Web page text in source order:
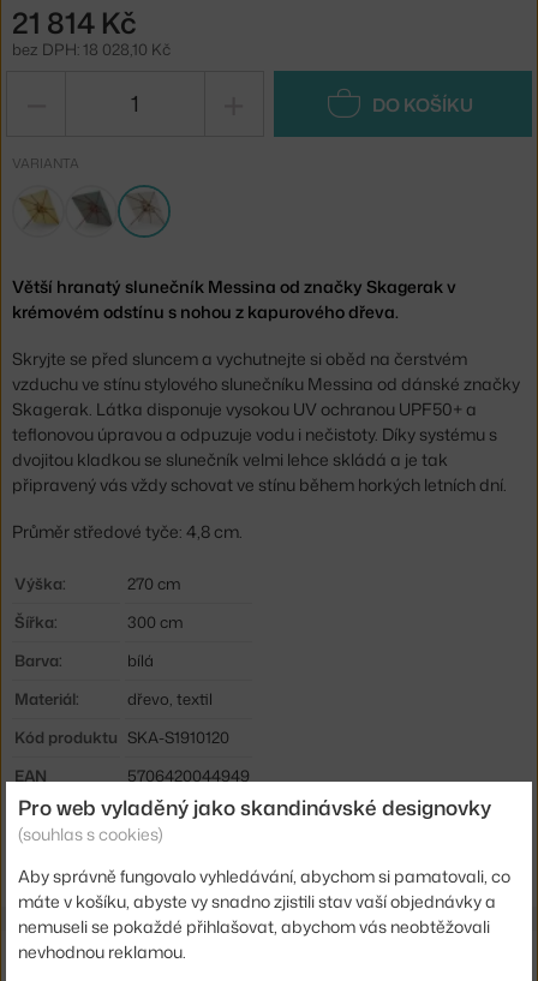
21 814 Kč
bez DPH: 18 028,10 Kč
DO KOŠÍKU
VARIANTA
Větší hranatý slunečník Messina od značky Skagerak v
krémovém odstínu s nohou z kapurového dřeva.
Skryjte se před sluncem a vychutnejte si oběd na čerstvém
vzduchu ve stínu stylového slunečníku Messina od dánské značky
Skagerak. Látka disponuje vysokou UV ochranou UPF50+ a
teflonovou úpravou a odpuzuje vodu i nečistoty. Díky systému s
dvojitou kladkou se slunečník velmi lehce skládá a je tak
připravený vás vždy schovat ve stínu během horkých letních dní.
Průměr středové tyče: 4,8 cm.
Výška:
270 cm
Šířka:
300 cm
Barva:
bílá
Materiál:
dřevo, textil
Kód produktu SKA-S1910120
EAN
5706420044949
Ste zo Slovenska? Prejdite na
Související produkty
Pro web vyladěný jako skandinávské designovky
(souhlas s cookies)
Aby správně fungovalo vyhledávání, abychom si pamatovali, co
máte v košíku, abyste vy snadno zjistili stav vaší objednávky a
nemuseli se pokaždé přihlašovat, abychom vás neobtěžovali
nevhodnou reklamou.